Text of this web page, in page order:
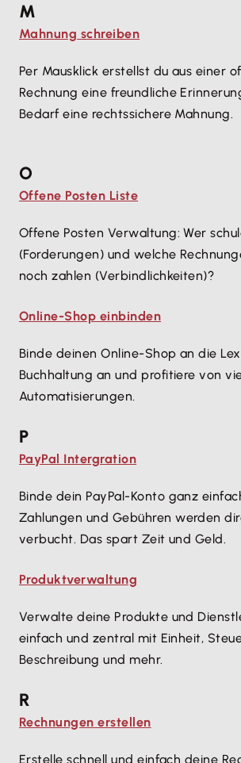
M
Mahnung schreiben
Per Mausklick erstellst du aus einer
Rechnung eine freundliche
Bedarf eine rechtssichere Mahnung.
O
Offene Posten Liste
Offene Posten Verwaltung: Wer
(Forderungen) und welche
noch zahlen (Verbindlichkeiten)?
Online-Shop einbinden
Binde deinen Online-Shop an die
Buchhaltung an und profitiere von
Automatisierungen.
P
PayPal Intergration
Binde dein PayPal-Konto ganz
Zahlungen und Gebühren werden
verbucht. Das spart Zeit und Geld.
Produktverwaltung
Verwalte deine Produkte und
einfach und zentral mit Einheit,
Beschreibung und mehr.
R
Rechnungen erstellen
Erstelle schnell und einfach deine